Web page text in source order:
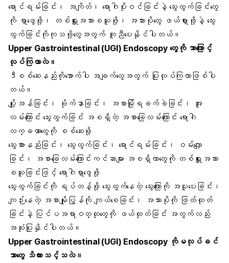
ရောင်ရမ်းခြင်း၊ အကျိတ်၊ ရောဂါပိုးဝင်ခြင်းနဲ့ သွေးထွက်ခြင်းတွေ
ကို ရှာဖွေဖို့၊ တစ်ရှူးအသားစယူဖို့၊ အသားပိုတွေ ဖယ်ရှားဖို့နဲ့ သွေး
ထွက်ခြင်းကိုကုသဖို့တွေအတွက် ကူညီပေးနိုင်ပါတယ်။
Upper Gastrointestinal (UGI) Endoscopy တွေကို ဘာကြောင့်
လုပ်ကြတာလဲ။
ဒီစစ်ဆေးနည်းကိုအောက်ပါ အချက်တွေအတွက် ပြုလုပ်ကြတာဖြစ်ပါ
တယ်။
ပျို့အန်ခြင်း၊ ဗိုက်နာခြင်း၊ အစာမြိုရခက်ခဲခြင်း၊ အူ
လမ်းကြောင်း သွေးထွက်ခြင်း အစရှိတဲ့ အစာခြေလမ်းကြောင်း ရောဂါ
လက္ခဏာတွေကို စစ်ဆေးဖို့
သွေးအားနည်းခြင်း၊ သွေးထွက်ခြင်း၊ ရောင်ရမ်းခြင်း၊ ဝမ်းလျှော
ခြင်း၊ အစာခြေလမ်းကြောင်းကင်ဆာများ အစရှိတာတွေကို တစ်ရှူးအသား
စယူခြင်းဖြင့် ရောဂါရှာဖွေဖို့
သွေးထွက်ခြင်းကို ရပ်တန့်ဖို့ သွေးထွက်နေတဲ့ သွေးကြောကို အပူပေးခြင်း၊
ကျဉ်းနေတဲ့ အစာမျိုပြွန်ကို ကျယ်စေခြင်း၊ အသားပိုကို ဖြတ်ထုတ်
ခြင်းနဲ့ ပြင်ပအရာဝတ္ထုတွေကို ဖယ်ထုတ်ခြင်း အတွက်လည်း
အသုံးပြုနိုင်ပါတယ်။
Upper Gastrointestinal (UGI) Endoscopy ကိုမလုပ်ခင်
ဘာတွေ သိထားသင့်သလဲ။